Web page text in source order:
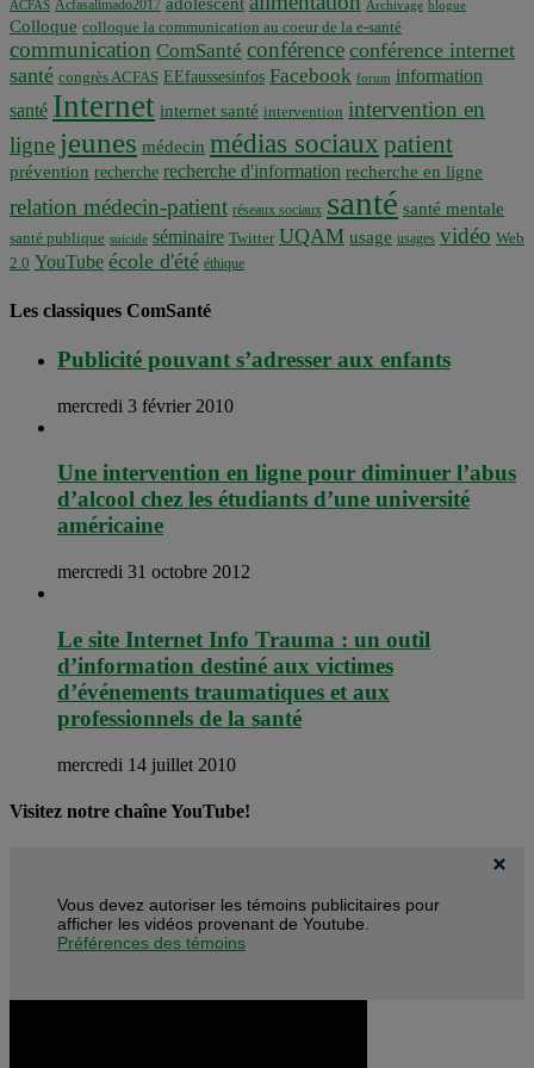
ACFAS Acfasalimado2017 adolescent Archivage blogue
Colloque colloque la communication au coeur de la e-santé
communication ComSanté conférence conférence internet
santé congrès ACFAS EEfaussesinfos Facebook forum information
santé Internet internet santé intervention intervention en
ligne jeunes médecin médias sociaux patient
prévention recherche recherche d'information recherche en ligne
relation médecin-patient réseaux sociaux santé santé mentale
santé publique suicide séminaire Twitter UQAM usage usages vidéo Web
2.0 YouTube école d'été éthique
Les classiques ComSanté
Publicité pouvant s’adresser aux enfants
mercredi 3 février 2010
Une intervention en ligne pour diminuer l’abus
d’alcool chez les étudiants d’une université
américaine
mercredi 31 octobre 2012
Le site Internet Info Trauma : un outil
d’information destiné aux victimes
d’événements traumatiques et aux
professionnels de la santé
mercredi 14 juillet 2010
Visitez notre chaîne YouTube!
Vous devez autoriser les témoins publicitaires pour
afficher les vidéos provenant de Youtube.
Préférences des témoins